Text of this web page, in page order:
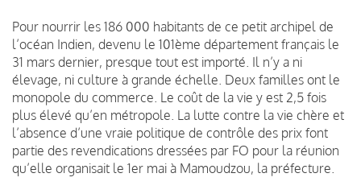
Pour nourrir les 186 000 habitants de ce petit archipel de
l’océan Indien, devenu le 101ème département français le
31 mars dernier, presque tout est importé. Il n’y a ni
élevage, ni culture à grande échelle. Deux familles ont le
monopole du commerce. Le coût de la vie y est 2,5 fois
plus élevé qu’en métropole. La lutte contre la vie chère et
l’absence d’une vraie politique de contrôle des prix font
partie des revendications dressées par FO pour la réunion
qu’elle organisait le 1er mai à Mamoudzou, la préfecture.